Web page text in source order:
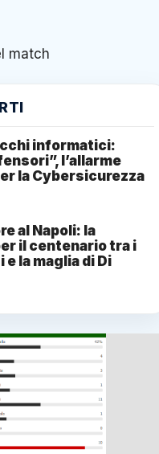
match
informatici:
l’allarme
la Cybersicurezza
al Napoli: la
il centenario tra i
la maglia di Di